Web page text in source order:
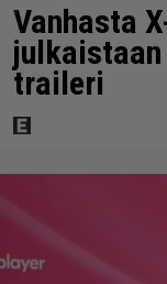
Vanhasta
traileri